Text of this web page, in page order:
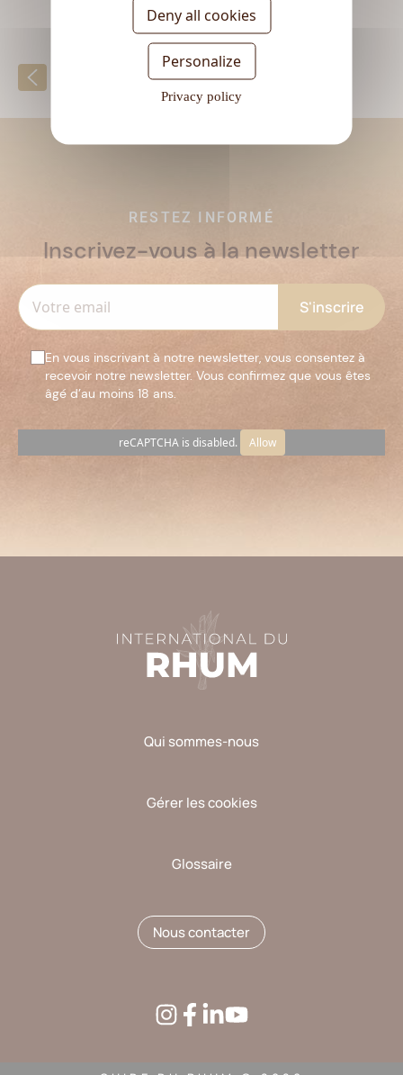
Retour à la liste
RESTEZ INFORMÉ
Inscrivez-vous à la newsletter
En vous inscrivant à notre newsletter, vous consentez à
recevoir notre newsletter. Vous confirmez que vous êtes
âgé d’au moins 18 ans.
reCAPTCHA is disabled. Allow
vide.
Qui sommes-nous
Gérer les cookies
Glossaire
Nous contacter
Deny all cookies
Personalize
Privacy policy